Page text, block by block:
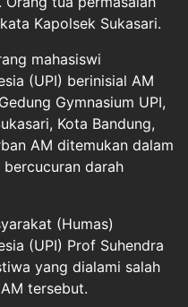
Kapolsek Sukasari.
mahasiswi
(UPI) berinisial AM
Gymnasium UPI,
Kota Bandung,
AM ditemukan dalam
darah
(Humas)
(UPI) Prof Suhendra
yang dialami salah
tersebut.